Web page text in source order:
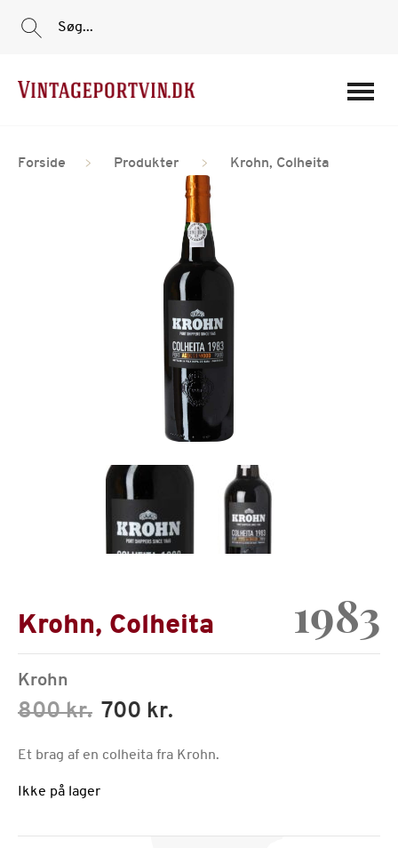
Portvinshuse
Søg...
Forside Produkter Krohn, Colheita
Krohn, Colheita 1983
Krohn
800 kr. 700 kr.
Et brag af en colheita fra Krohn.
Ikke på lager